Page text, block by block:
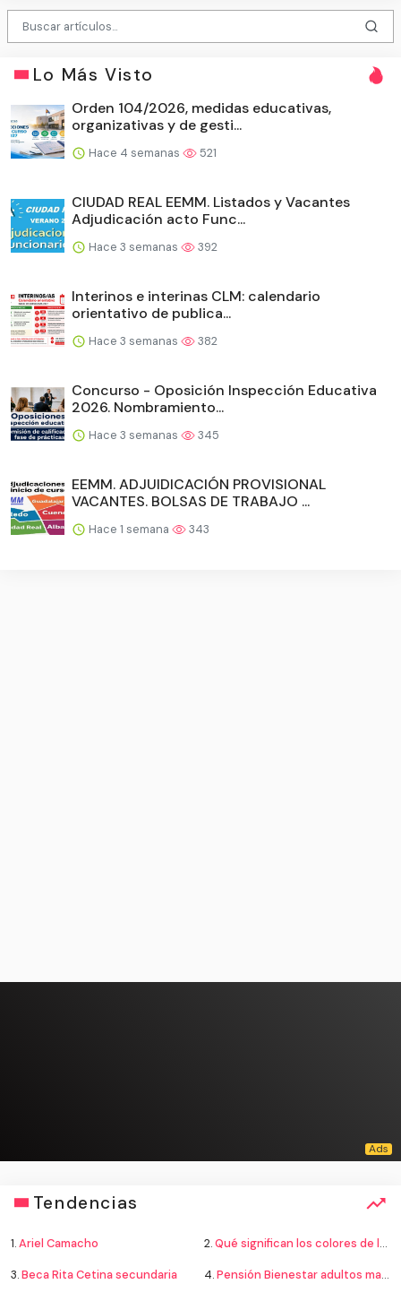
Lo Más Visto
Orden 104/2026, medidas educativas,
organizativas y de gesti...
Hace 4 semanas 521
CIUDAD REAL EEMM. Listados y Vacantes
Adjudicación acto Func...
Hace 3 semanas 392
Interinos e interinas CLM: calendario
orientativo de publica...
Hace 3 semanas 382
Concurso - Oposición Inspección Educativa
2026. Nombramiento...
Hace 3 semanas 345
EEMM. ADJUIDICACIÓN PROVISIONAL
VACANTES. BOLSAS DE TRABAJO ...
Hace 1 semana 343
Tendencias
1.Ariel Camacho 2.Qué significan los colores de la bandera
3.Beca Rita Cetina secundaria 4.Pensión Bienestar adultos mayores